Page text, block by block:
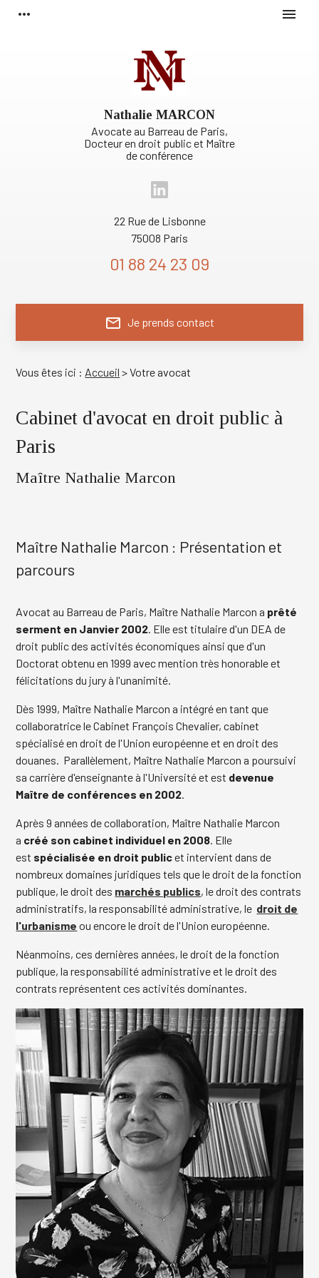
more_horiz menu
Nathalie MARCON
Avocate au Barreau de Paris,
Docteur en droit public et Maître
de conférence
22 Rue de Lisbonne
75008 Paris
01 88 24 23 09
mail_outline Je prends contact
Vous êtes ici : Accueil > Votre avocat
Cabinet d'avocat en droit public à
Paris
Maître Nathalie Marcon
Maître Nathalie Marcon : Présentation et
parcours
Avocat au Barreau de Paris, Maître Nathalie Marcon a prêté
serment en Janvier 2002. Elle est titulaire d'un DEA de
droit public des activités économiques ainsi que d'un
Doctorat obtenu en 1999 avec mention très honorable et
félicitations du jury à l'unanimité.
Dès 1999, Maître Nathalie Marcon a intégré en tant que
collaboratrice le Cabinet François Chevalier, cabinet
spécialisé en droit de l'Union européenne et en droit des
douanes. Parallèlement, Maître Nathalie Marcon a poursuivi
sa carrière d'enseignante à l'Université et est devenue
Maître de conférences en 2002.
Après 9 années de collaboration, Maître Nathalie Marcon
a créé son cabinet individuel en 2008. Elle
est spécialisée en droit publicet intervient dans de
nombreux domaines juridiques tels que le droit de la fonction
publique, le droit des marchés publics, le droit des contrats
administratifs, la responsabilité administrative, le droit de
l'urbanisme ou encore le droit de l'Union européenne.
Néanmoins, ces dernières années, le droit de la fonction
publique, la responsabilité administrative et le droit des
contrats représentent ces activités dominantes.